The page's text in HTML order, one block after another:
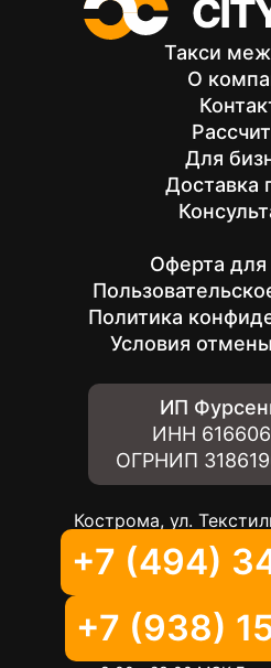
Такси
О
Для
Доставка
Оферта
Политика
Условия
ИП
ИНН
ОГРНИП
Кострома, ул.
+7 (494)
+7 (938)